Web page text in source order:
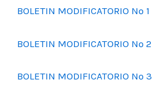
BOLETIN MODIFICATORIO Nº 1
BOLETIN MODIFICATORIO Nº 2
BOLETIN MODIFICATORIO Nº 3